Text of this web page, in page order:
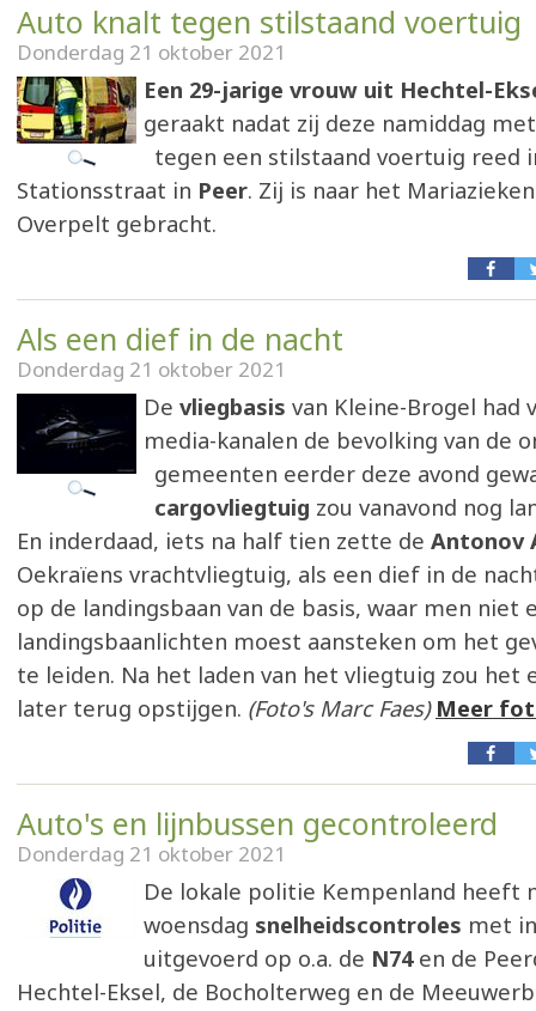
Auto knalt tegen stilstaand voertuig
Donderdag 21 oktober 2021
Een 29-jarige vrouw uit Hechtel-
geraakt nadat zij deze namiddag
tegen een stilstaand voertuig reed
Stationsstraat in Peer. Zij is naar het
Overpelt gebracht.
Als een dief in de nacht
Donderdag 21 oktober 2021
De vliegbasis van Kleine-Brogel had
media-kanalen de bevolking van de
gemeenten eerder deze avond
cargovliegtuig zou vanavond nog
En inderdaad, iets na half tien zette de Antonov
Oekraïens vrachtvliegtuig, als een dief in de
op de landingsbaan van de basis, waar men niet
landingsbaanlichten moest aansteken om het
te leiden. Na het laden van het vliegtuig zou het
later terug opstijgen. (Foto's Marc Faes) Meer
Auto's en lijnbussen gecontroleerd
Donderdag 21 oktober 2021
De lokale politie Kempenland heeft
woensdag snelheidscontroles met
uitgevoerd op o.a. de N74 en de
Hechtel-Eksel, de Bocholterweg en de